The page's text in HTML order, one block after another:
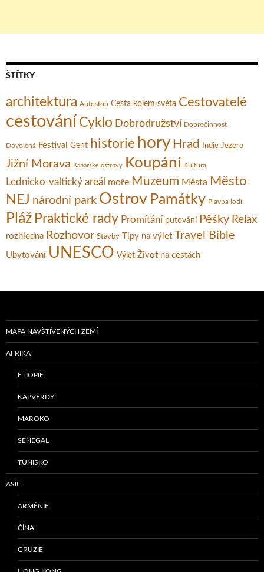
ŠTÍTKY
architektura Autostop Cesta kolem světa Cestovatelé
cestování Cyklo Dobrodružství Dobročinnost
Dovolená Festival Gent historie hory Hrad Indie Jezero
Jižní Morava Kanárské ostrovy Koupání Kultura
Lednicko-valtický areál moře Muzeum Města Město
NEJ národní park Ostrov Památky Plavba lodí
Pláž Praktické rady Promítání putování Pěšky Relax
rozhledna Rozhovor Stavby Tipy na výlet Travel Bible
Ubytování UNESCO Výlet Život na cestách
MAPA NAVŠTÍVENÝCH ZEMÍ
AFRIKA
ETIOPIE
KAPVERDY
MAROKO
SENEGAL
TUNISKO
ASIE
ARMÉNIE
ČÍNA
GRUZIE